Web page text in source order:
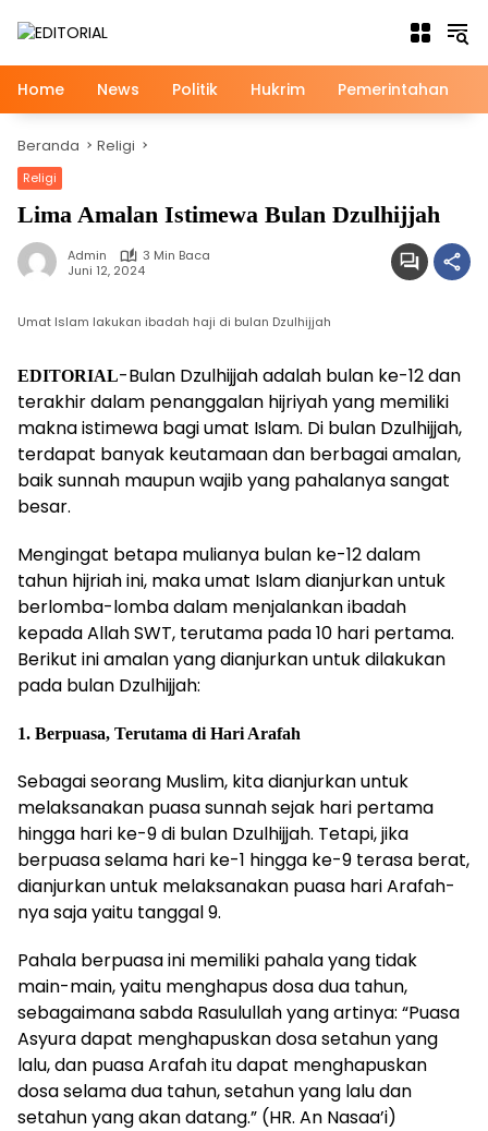
Home
News Politik Hukrim Pemerintahan
Beranda Religi
Religi
Lima Amalan Istimewa Bulan Dzulhijjah
Admin
3 Min Baca
Juni 12, 2024
Umat Islam lakukan ibadah haji di bulan Dzulhijjah
EDITORIAL-Bulan Dzulhijjah adalah bulan ke-12 dan
terakhir dalam penanggalan hijriyah yang memiliki
makna istimewa bagi umat Islam. Di bulan Dzulhijjah,
terdapat banyak keutamaan dan berbagai amalan,
baik sunnah maupun wajib yang pahalanya sangat
besar.
Mengingat betapa mulianya bulan ke-12 dalam
tahun hijriah ini, maka umat Islam dianjurkan untuk
berlomba-lomba dalam menjalankan ibadah
kepada Allah SWT, terutama pada 10 hari pertama.
Berikut ini amalan yang dianjurkan untuk dilakukan
pada bulan Dzulhijjah:
1. Berpuasa, Terutama di Hari Arafah
Sebagai seorang Muslim, kita dianjurkan untuk
melaksanakan puasa sunnah sejak hari pertama
hingga hari ke-9 di bulan Dzulhijjah. Tetapi, jika
berpuasa selama hari ke-1 hingga ke-9 terasa berat,
dianjurkan untuk melaksanakan puasa hari Arafah-
nya saja yaitu tanggal 9.
Pahala berpuasa ini memiliki pahala yang tidak
main-main, yaitu menghapus dosa dua tahun,
sebagaimana sabda Rasulullah yang artinya: “Puasa
Asyura dapat menghapuskan dosa setahun yang
lalu, dan puasa Arafah itu dapat menghapuskan
dosa selama dua tahun, setahun yang lalu dan
setahun yang akan datang.” (HR. An Nasaa’i)